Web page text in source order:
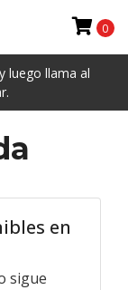
luego llama al
0
en
sigue